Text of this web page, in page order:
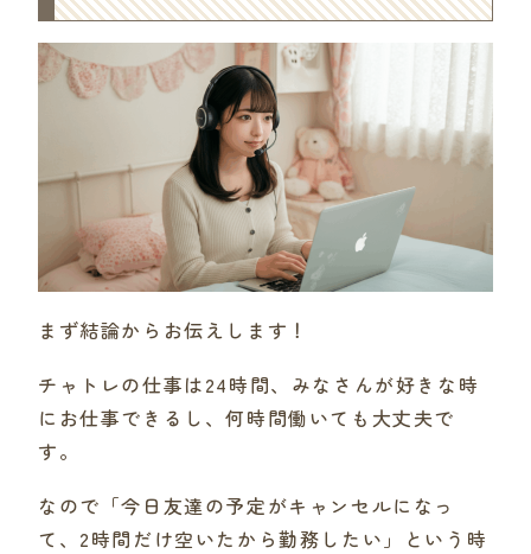
まず結論からお伝えします！
チャトレの仕事は24時間、みなさんが好きな時
にお仕事できるし、何時間働いても大丈夫で
す。
なので「今日友達の予定がキャンセルになっ
て、2時間だけ空いたから勤務したい」という時